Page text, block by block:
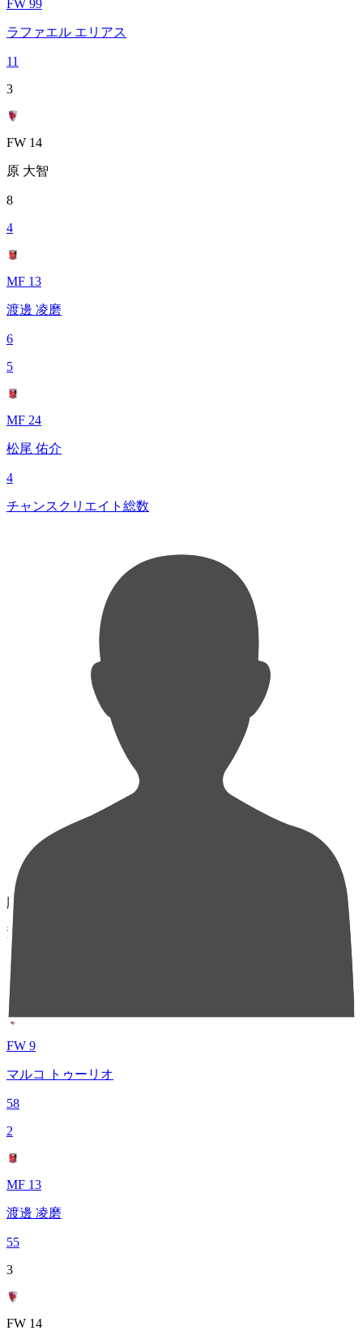
FW 99
ラファエル エリアス
11
3
FW 14
原 大智
8
4
MF 13
渡邊 凌磨
6
5
MF 24
松尾 佑介
4
チャンスクリエイト総数
順位
選手名
成績
1
FW 9
マルコ トゥーリオ
58
2
MF 13
渡邊 凌磨
55
3
FW 14